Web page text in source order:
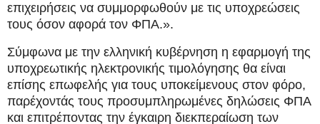
επιχειρήσεις να συμμορφωθούν με τις υποχρεώσεις
τους όσον αφορά τον ΦΠΑ.».
Σύμφωνα με την ελληνική κυβέρνηση η εφαρμογή της
υποχρεωτικής ηλεκτρονικής τιμολόγησης θα είναι
επίσης επωφελής για τους υποκείμενους στον φόρο,
παρέχοντάς τους προσυμπληρωμένες δηλώσεις ΦΠΑ
και επιτρέποντας την έγκαιρη διεκπεραίωση των